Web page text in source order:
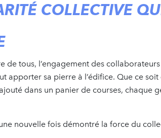
COLLECTIVE
de tous, l’engagement des
apporter sa pierre à l’édifice. Que ce
dans un panier de courses, chaque
nouvelle fois démontré la force du